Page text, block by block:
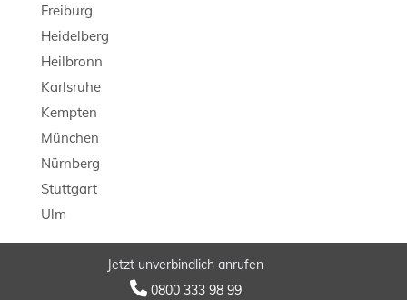
Jetzt unverbindlich anrufen
0800 333 98 99
Freiburg
Heidelberg
Heilbronn
Karlsruhe
Kempten
München
Nürnberg
Stuttgart
Ulm
© 2026 LB Detektei